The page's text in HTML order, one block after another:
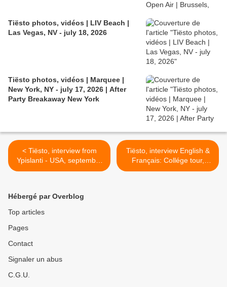
Tiësto photos, vidéos | LIV Beach |
Las Vegas, NV - july 18, 2026
Tiësto photos, vidéos | Marquee |
New York, NY - july 17, 2026 | After
Party Breakaway New York
< Tiësto, interview from
Ypislanti - USA, september
17, 2011 - English &
Tiësto, interview English &
Français: Collége tour,
heavy metal, American
Hébergé par Overblog
Top articles
Pages
Contact
Signaler un abus
C.G.U.